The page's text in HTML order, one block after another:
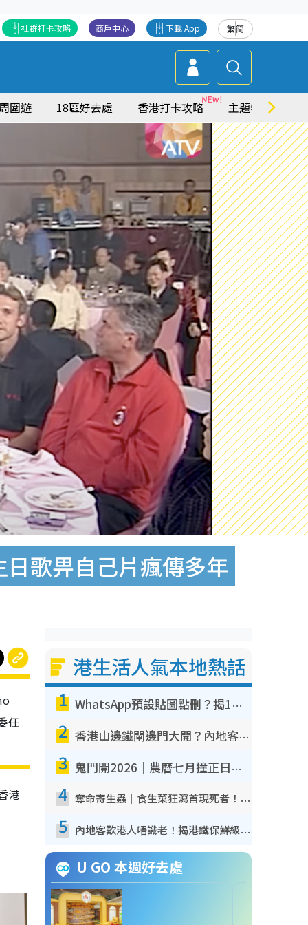
繁简
下載 App
商戶中心
社群打卡攻略
圍遊 18區好去處 香港打卡攻略 主題特集
歌畀自己片瘋傳多年
任
港
港生活人氣本地熱話
1 WhatsApp預設貼圖點刪？揭1招「反向操作」還原簡潔介面 附3步實測教學
2 香港山邊鐵閘邊門大開？內地客困惑意義何在！網民神回覆：呢種叫法理性防禦
3 鬼門開2026｜農曆七月撞正日全食特別邪？專家警告切忌做一事！揭4大禁忌+2招保平安
4 奪命寄生蟲｜食生菜狂瀉首現死者！疫潮惡化錄1.8萬宗病例 揭洗菜3大謬誤
5 內地客歎港人唔識老！揭港鐵保鮮級冷氣 港人求放過：咪投訴
U GO 本週好去處